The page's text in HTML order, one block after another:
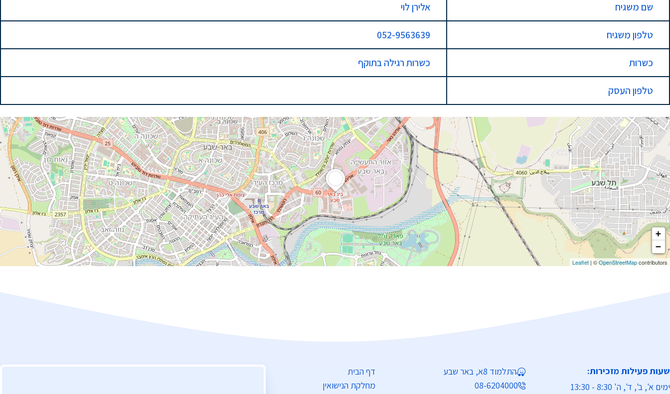
שם משגיח אלירן לוי
טלפון משגיח 052-9563639
כשרות כשרות רגילה בתוקף
טלפון העסק
+
−
Leaflet | ©OpenStreetMapcontributors
דף הבית
מחלקת הנישואין
התלמוד 8א, באר שבע
08-6204000
שעות פעילות מזכירות:
ימים א', ב', ד', ה' 8:30 - 13:30